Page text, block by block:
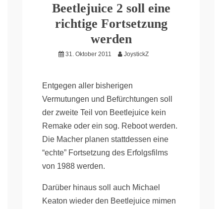
Beetlejuice 2 soll eine
richtige Fortsetzung
werden
31. Oktober 2011 JoystickZ
Entgegen aller bisherigen
Vermutungen und Befürchtungen soll
der zweite Teil von Beetlejuice kein
Remake oder ein sog. Reboot werden.
Die Macher planen stattdessen eine
“echte” Fortsetzung des Erfolgsfilms
von 1988 werden.
Darüber hinaus soll auch Michael
Keaton wieder den Beetlejuice mimen